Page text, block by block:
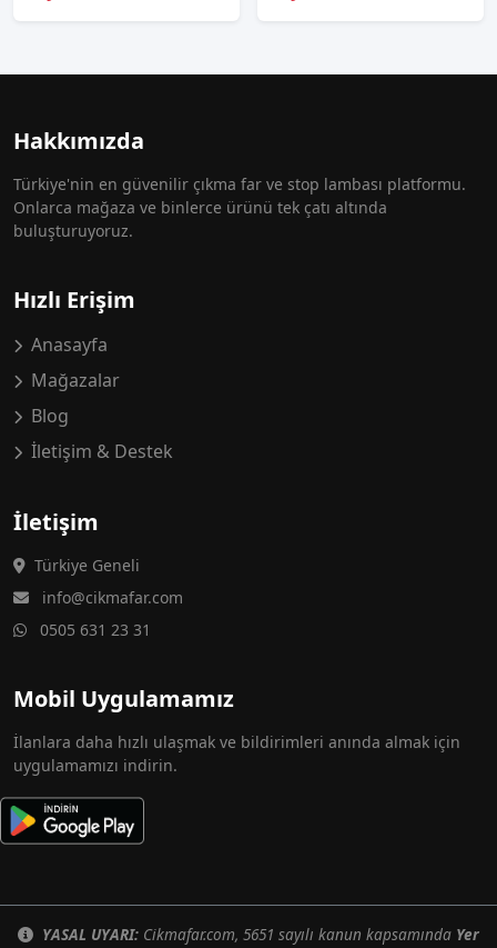
Hakkımızda
Türkiye'nin en güvenilir çıkma far ve stop lambası platformu.
Onlarca mağaza ve binlerce ürünü tek çatı altında
buluşturuyoruz.
Hızlı Erişim
Anasayfa
Mağazalar
Blog
İletişim & Destek
İletişim
Türkiye Geneli
info@cikmafar.com
0505 631 23 31
Mobil Uygulamamız
İlanlara daha hızlı ulaşmak ve bildirimleri anında almak için
uygulamamızı indirin.
YASAL UYARI: Cikmafar.com, 5651 sayılı kanun kapsamında Yer